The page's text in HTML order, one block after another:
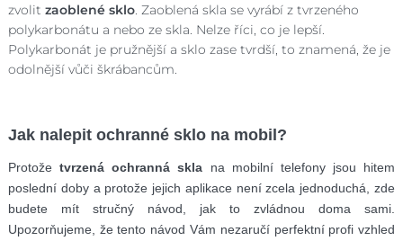
zvolit zaoblené sklo. Zaoblená skla se vyrábí z tvrzeného
polykarbonátu a nebo ze skla. Nelze říci, co je lepší.
Polykarbonát je pružnější a sklo zase tvrdší, to znamená, že je
odolnější vůči škrábancům.
Jak nalepit ochranné sklo na mobil?
Protožetvrzená ochranná skla na mobilní telefony jsou hitem
poslední doby a protože jejich aplikace není zcela jednoduchá, zde
budete mít stručný návod, jak to zvládnou doma sami.
Upozorňujeme, že tento návod Vám nezaručí perfektní profi vzhled